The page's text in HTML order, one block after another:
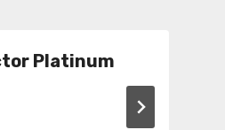
Platinum